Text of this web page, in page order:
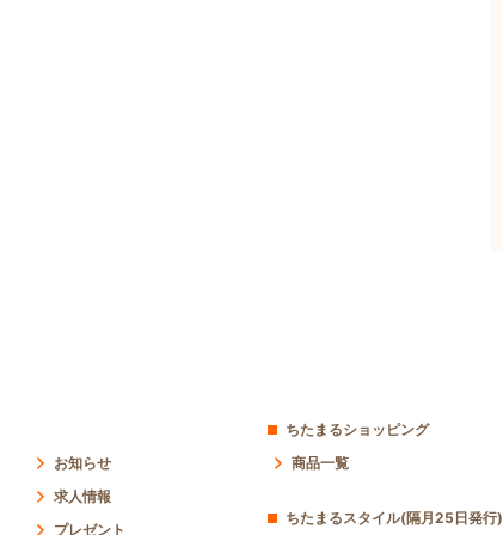
お知らせ
求人情報
プレゼント
ちたまるショッピング
商品一覧
ちたまるスタイル(隔月25日発行)